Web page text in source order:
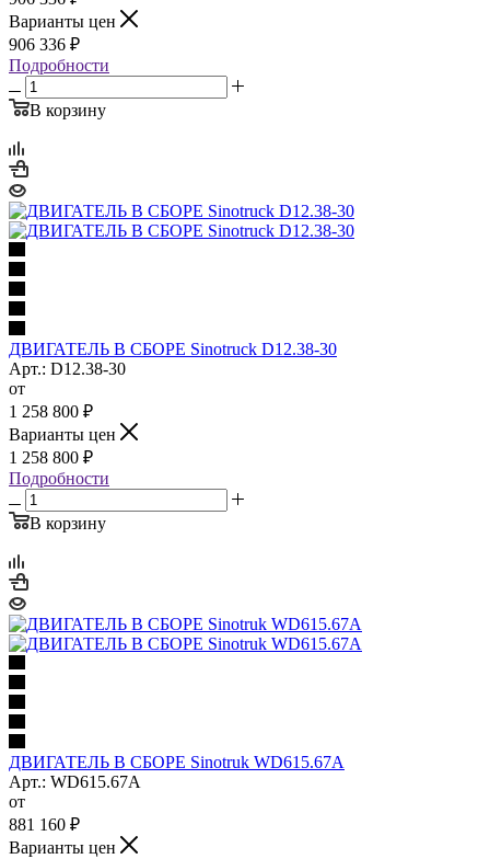
Варианты цен
906 336 ₽
Подробности
В корзину
ДВИГАТЕЛЬ В СБОРЕ Sinotruck D12.38-30
Арт.: D12.38-30
от
1 258 800 ₽
Варианты цен
1 258 800 ₽
Подробности
В корзину
ДВИГАТЕЛЬ В СБОРЕ Sinotruk WD615.67A
Арт.: WD615.67A
от
881 160 ₽
Варианты цен